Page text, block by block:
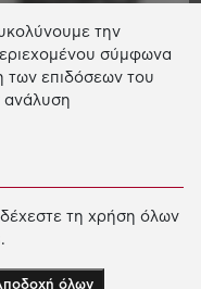
την
σύμφωνα
των επιδόσεων του
ανάλυση
τη χρήση όλων
όλων